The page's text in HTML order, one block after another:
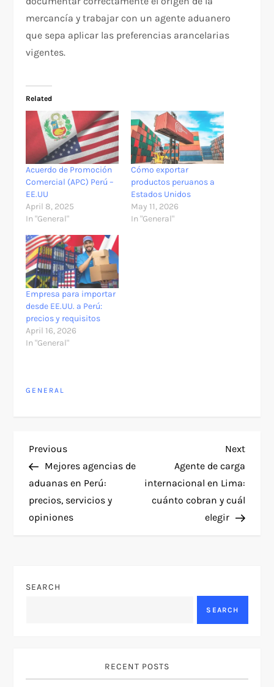
mercancía y trabajar con un agente aduanero
que sepa aplicar las preferencias arancelarias
vigentes.
Related
Acuerdo de Promoción
Comercial (APC) Perú –
EE.UU
April 8, 2025
In "General"
Cómo exportar
productos peruanos a
Estados Unidos
May 11, 2026
In "General"
Empresa para importar
desde EE.UU. a Perú:
precios y requisitos
April 16, 2026
In "General"
GENERAL
P
o
s
a
Previous
Post
Previous
Mejores agencias de
aduanas en Perú:
precios, servicios y
opiniones
Next
Post
Next
Agente de carga
internacional en Lima:
cuánto cobran y cuál
elegir
SEARCH
SEARCH
RECENT POSTS